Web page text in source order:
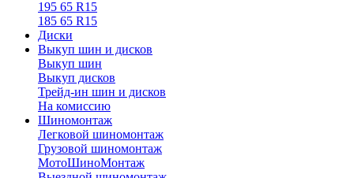
195 65 R15
185 65 R15
Диски
Выкуп шин и дисков
Выкуп шин
Выкуп дисков
Трейд-ин шин и дисков
На комиссию
Шиномонтаж
Легковой шиномонтаж
Грузовой шиномонтаж
МотоШиноМонтаж